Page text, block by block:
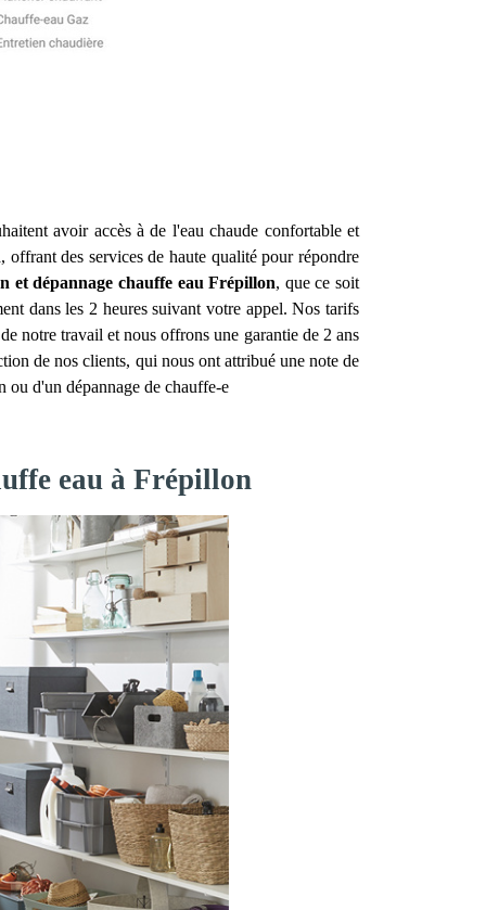
avoir accès à de l'eau chaude confortable et
, offrant des services de haute qualité pour répondre
et dépannage chauffe eau Frépillon, que ce soit
dans les 2 heures suivant votre appel. Nos tarifs
notre travail et nous offrons une garantie de 2 ans
de nos clients, qui nous ont attribué une note de
ou d'un dépannage de chauffe-e
eau à Frépillon